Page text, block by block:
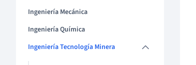
Ingeniería Mecánica
Ingeniería Química
Ingeniería Tecnología Minera